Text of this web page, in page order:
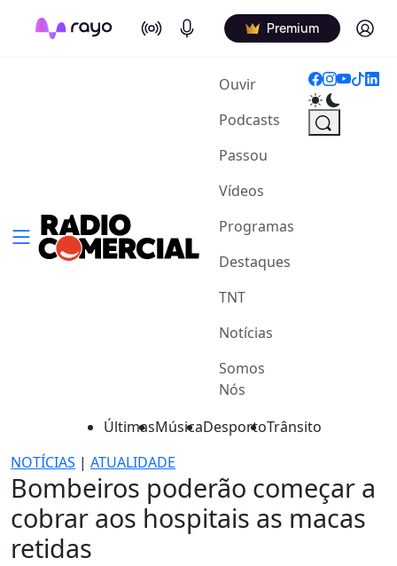
On Air Podcasts Premium Log in
Ouvir(current)
Podcasts
Passou
Vídeos
Programas
Destaques
TNT
Notícias
Somos
Nós
ÚltimasMúsicaDesportoTrânsito
NOTÍCIAS | ATUALIDADE
Bombeiros poderão começar a
cobrar aos hospitais as macas
retidas